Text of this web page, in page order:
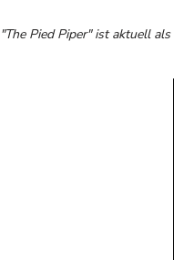
"The Pied Piper" ist aktuell als